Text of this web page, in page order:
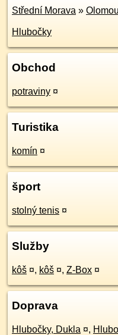
Střední Morava »
Hlubočky
Obchod
potraviny ¤
Turistika
komín ¤
šport
stolný tenis ¤
Služby
kôš ¤, kôš ¤, Z-Box ¤
Doprava
Hlubočky, Dukla ¤,